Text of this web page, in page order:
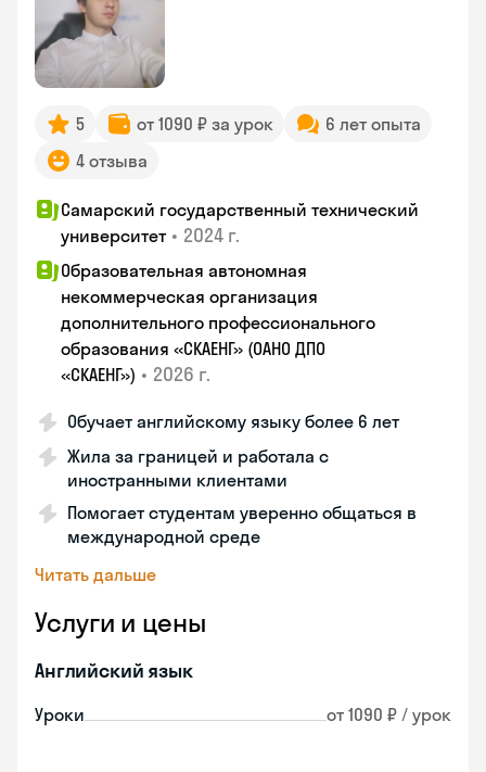
5 от 1090 ₽ за урок
6 лет опыта
4 отзыва
Самарский государственный технический
университет • 2024 г.
Образовательная автономная
некоммерческая организация
дополнительного профессионального
образования «СКАЕНГ» (ОАНО ДПО
«СКАЕНГ») • 2026 г.
Обучает английскому языку более 6 лет
Жила за границей и работала с
иностранными клиентами
Помогает студентам уверенно общаться в
международной среде
Читать дальше
Услуги и цены
Английский язык
Уроки от 1090 ₽ / урок